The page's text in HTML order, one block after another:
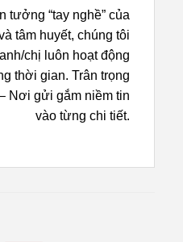
tưởng “tay nghề” của
tâm huyết, chúng tôi
chị luôn hoạt động
thời gian. Trân trọng
Nơi gửi gắm niềm tin
vào từng chi tiết.